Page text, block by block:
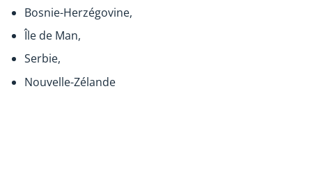
Bosnie-Herzégovine,
Île de Man,
Serbie,
Nouvelle-Zélande